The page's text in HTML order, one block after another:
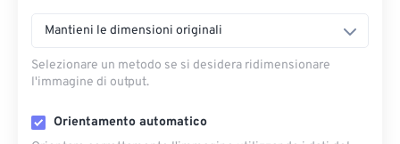
Mantieni le dimensioni originali
Selezionare un metodo se si desidera ridimensionare
l'immagine di output.
Orientamento automatico